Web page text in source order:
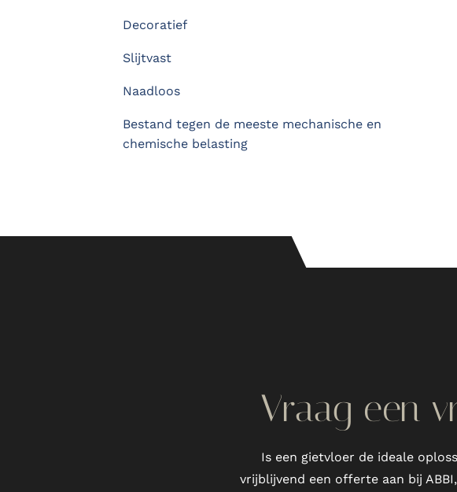
Decoratief
Slijtvast
Naadloos
Bestand tegen de meeste mechanische en
chemische belasting
Vraag een
Is een gietvloer de ideale
vrijblijvend een offerte aan bij